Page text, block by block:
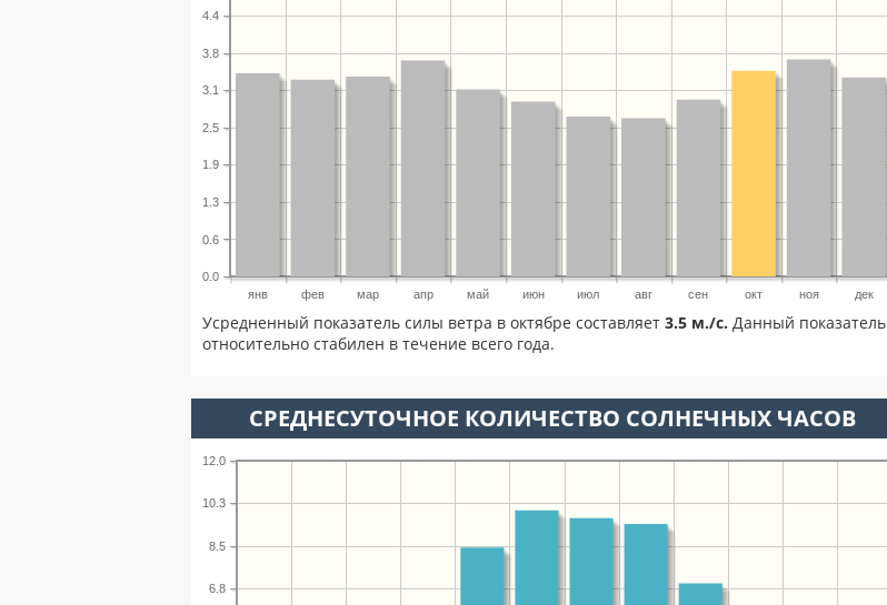
янв фев мар апр май июн июл авг сен окт ноя дек
0.0
0.6
1.3
1.9
2.5
3.1
3.8
4.4
Усредненный показатель силы ветра в октябре составляет 3.5 м./с. Данный показатель
относительно стабилен в течение всего года.
СРЕДНЕСУТОЧНОЕ КОЛИЧЕСТВО СОЛНЕЧНЫХ ЧАСОВ
6.8
8.5
10.3
12.0